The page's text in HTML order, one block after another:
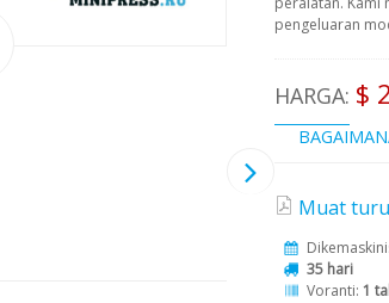
pengeluaran
HARGA: $
Muat
35 hari
Voranti: 1